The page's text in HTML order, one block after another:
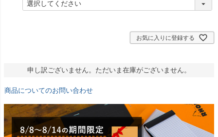
お気に入りに登録する
申し訳ございません。ただいま在庫がございません。
商品についてのお問い合わせ